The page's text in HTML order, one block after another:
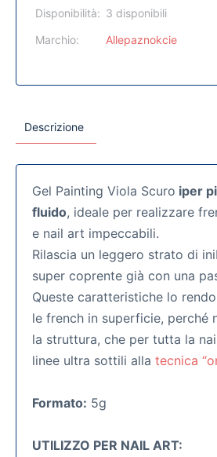
Disponibilità: 3 disponibili
Marchio:
Allepaznokcie
Descrizione
Gel Painting Viola Scuro iper
fluido, ideale per realizzare
e nail art impeccabili.
Rilascia un leggero strato di
super coprente già con una
Queste caratteristiche lo
le french in superficie, perché
la struttura, che per tutta la
linee ultra sottili alla tecnica
Formato: 5g
UTILIZZO PER NAIL ART: